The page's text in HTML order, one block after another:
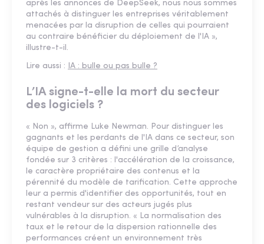
après les annonces de DeepSeek, nous nous sommes
attachés à distinguer les entreprises véritablement
menacées par la disruption de celles qui pourraient
au contraire bénéficier du déploiement de l'IA »,
illustre-t-il.
Lire aussi : IA : bulle ou pas bulle ?
L’IA signe-t-elle la mort du secteur
des logiciels ?
« Non », affirme Luke Newman. Pour distinguer les
gagnants et les perdants de l'IA dans ce secteur, son
équipe de gestion a défini une grille d’analyse
fondée sur 3 critères : l'accélération de la croissance,
le caractère propriétaire des contenus et la
pérennité du modèle de tarification. Cette approche
leur a permis d'identifier des opportunités, tout en
restant vendeur sur des acteurs jugés plus
vulnérables à la disruption. « La normalisation des
taux et le retour de la dispersion rationnelle des
performances créent un environnement très